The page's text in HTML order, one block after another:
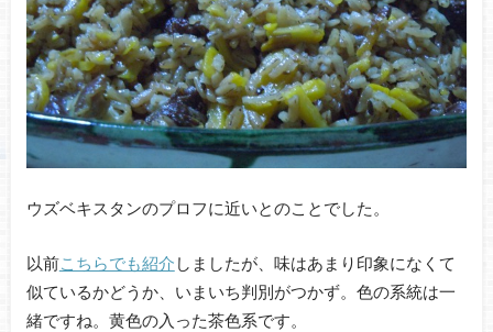
ウズベキスタンのプロフに近いとのことでした。
以前こちらでも紹介 しましたが、味はあまり印象になくて
似ているかどうか、いまいち判別がつかず。色の系統は一
緒ですね。黄色の入った茶色系です。